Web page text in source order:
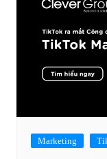
Marketing